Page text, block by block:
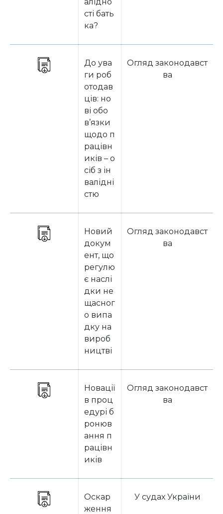
сті бать
ка?
До ува
ги роб
отодав
ців: но
ві обо
в’язки
щодо п
рацівн
иків – о
сіб з ін
валідні
стю
Огляд законодавст
ва
Новий
докум
ент, що
регулю
є наслі
дки не
щасног
о випа
дку на
вироб
ництві
Огляд законодавст
ва
Новації
в проц
едурі б
ронюв
ання п
рацівн
иків
Огляд законодавст
ва
Оскар
ження
У судах України